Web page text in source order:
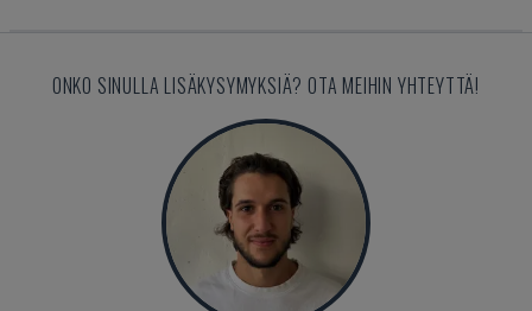
ONKO SINULLA LISÄKYSYMYKSIÄ? OTA MEIHIN YHTEYTTÄ!